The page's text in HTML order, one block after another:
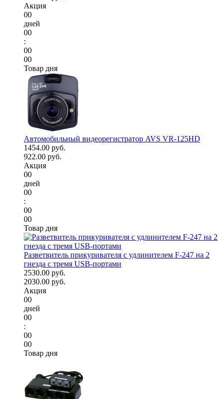
Акция
00
дней
00
:
00
00
Товар дня
Автомобильный видеорегистратор AVS VR-125HD
1454.00 руб.
922.00 руб.
Акция
00
дней
00
:
00
00
Товар дня
Разветвитель прикуривателя с удлинителем F-247 на 2
гнезда с тремя USB-портами
2530.00 руб.
2030.00 руб.
Акция
00
дней
00
:
00
00
Товар дня